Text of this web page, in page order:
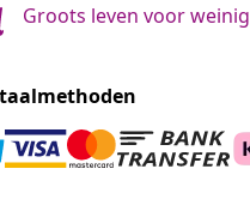
Groots leven voor weinig